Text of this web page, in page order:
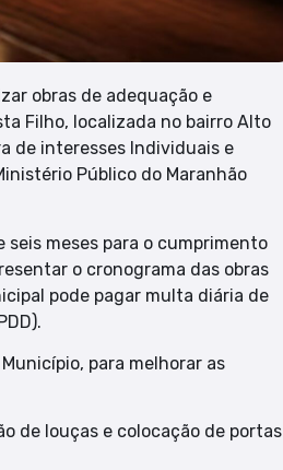
obras de adequação e
Filho, localizada no bairro Alto
de interesses Individuais e
Público do Maranhão
seis meses para o cumprimento
o cronograma das obras
pode pagar multa diária de
para melhorar as
de louças e colocação de portas